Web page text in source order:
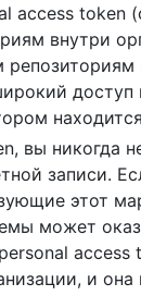
access token
внутри
доступ
вы никогда
записи.
этот
может
и она